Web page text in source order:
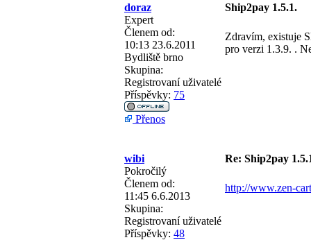
doraz
Ship2pay 1.5.1.
Expert
Členem od:
10:13 23.6.2011
Bydliště brno
Skupina:
Registrovaní uživatelé
Příspěvky: 75
Zdravím, existuje
pro verzi 1.3.9. .
Přenos
wibi
Re: Ship2pay
Pokročilý
Členem od:
11:45 6.6.2013
Skupina:
Registrovaní uživatelé
Příspěvky: 48
http://www.zen-